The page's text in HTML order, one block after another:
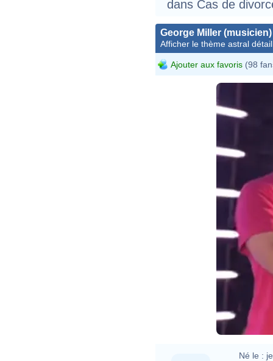
dans Cas de
George Miller (musicien)
Afficher le thème astral
Ajouter aux favoris (98
Né le :